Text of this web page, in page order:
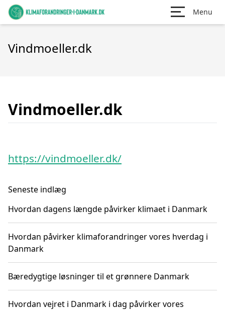
Menu
Vindmoeller.dk
Vindmoeller.dk
https://vindmoeller.dk/
Seneste indlæg
Hvordan dagens længde påvirker klimaet i Danmark
Hvordan påvirker klimaforandringer vores hverdag i
Danmark
Bæredygtige løsninger til et grønnere Danmark
Hvordan vejret i Danmark i dag påvirker vores